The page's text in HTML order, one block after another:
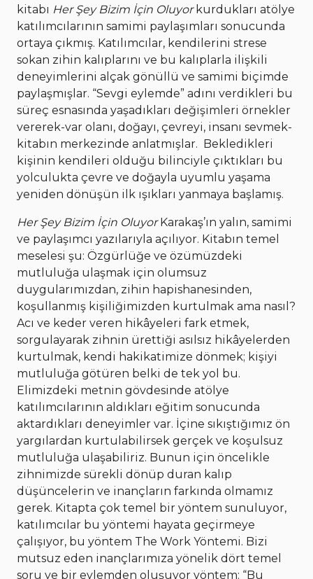
kitabı Her Şey Bizim İçin Oluyorkurdukları atölye
katılımcılarının samimi paylaşımları sonucunda
ortaya çıkmış. Katılımcılar, kendilerini strese
sokan zihin kalıplarını ve bu kalıplarla ilişkili
deneyimlerini alçak gönüllü ve samimi biçimde
paylaşmışlar. “Sevgi eylemde” adını verdikleri bu
süreç esnasında yaşadıkları değişimleri örnekler
vererek-var olanı, doğayı, çevreyi, insanı sevmek-
kitabın merkezinde anlatmışlar. Bekledikleri
kişinin kendileri olduğu bilinciyle çıktıkları bu
yolculukta çevre ve doğayla uyumlu yaşama
yeniden dönüşün ilk ışıkları yanmaya başlamış.
Her Şey Bizim İçin OluyorKarakaş’ın yalın, samimi
ve paylaşımcı yazılarıyla açılıyor. Kitabın temel
meselesi şu: Özgürlüğe ve özümüzdeki
mutluluğa ulaşmak için olumsuz
duygularımızdan, zihin hapishanesinden,
koşullanmış kişiliğimizden kurtulmak ama nasıl?
Acı ve keder veren hikâyeleri fark etmek,
sorgulayarak zihnin ürettiği asılsız hikâyelerden
kurtulmak, kendi hakikatimize dönmek; kişiyi
mutluluğa götüren belki de tek yol bu.
Elimizdeki metnin gövdesinde atölye
katılımcılarının aldıkları eğitim sonucunda
aktardıkları deneyimler var. İçine sıkıştığımız ön
yargılardan kurtulabilirsek gerçek ve koşulsuz
mutluluğa ulaşabiliriz. Bunun için öncelikle
zihnimizde sürekli dönüp duran kalıp
düşüncelerin ve inançların farkında olmamız
gerek. Kitapta çok temel bir yöntem sunuluyor,
katılımcılar bu yöntemi hayata geçirmeye
çalışıyor, bu yöntem The Work Yöntemi. Bizi
mutsuz eden inançlarımıza yönelik dört temel
soru ve bir eylemden oluşuyor yöntem: “Bu